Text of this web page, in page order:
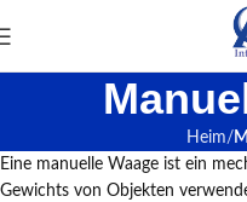
Heim
Eine manuelle Waage ist ein
Gewichts von Objekten